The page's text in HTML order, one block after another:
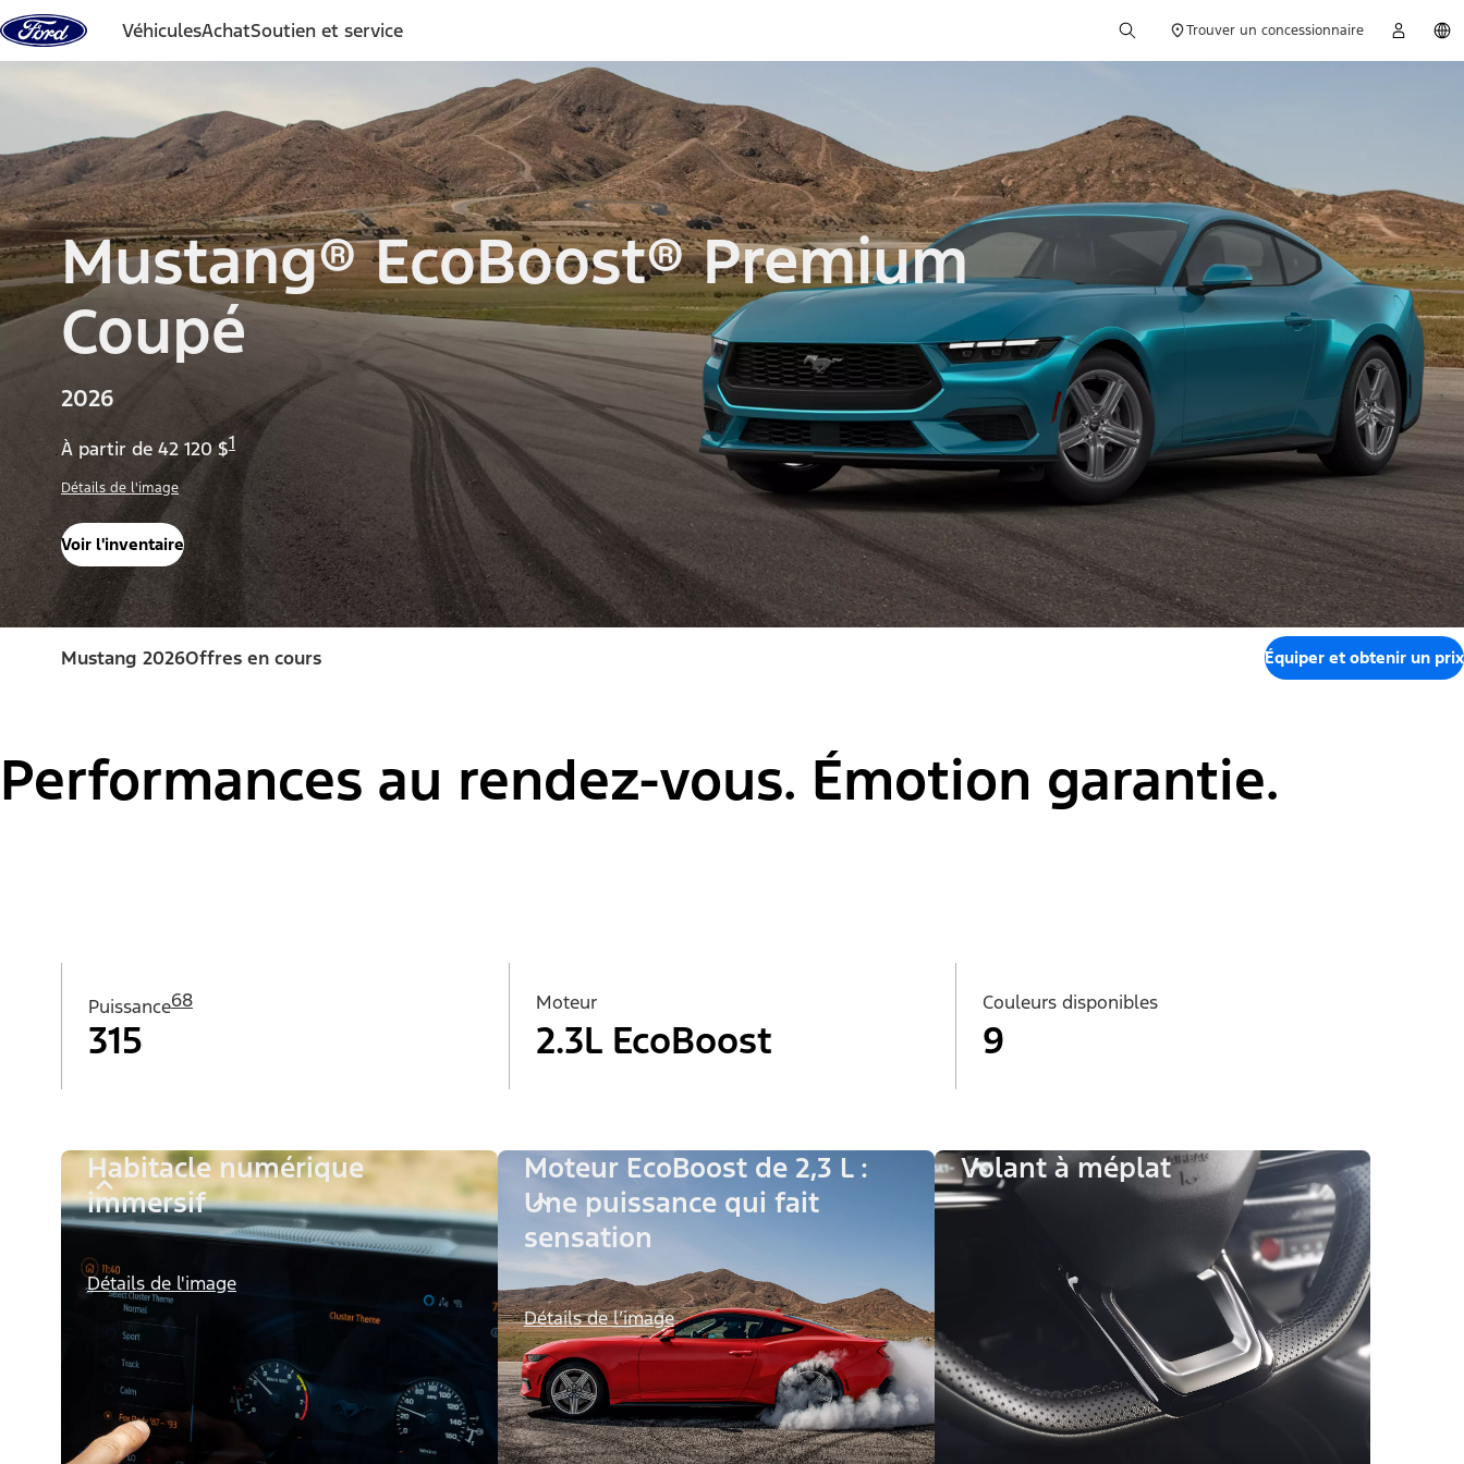
Aller au contenu
VéhiculesAchatSoutien et service Trouver un concessionnaire
Mustang® EcoBoost® Premium
Coupé
2026
À partir de 42 120 $1
Détails de l'image
Voir l'inventaire
Mustang 2026Offres en cours Équiper et obtenir un prix
Performances au rendez-vous. Émotion garantie.
Puissance68
315
Moteur
2.3L EcoBoost
Couleurs disponibles
9
Habitacle numérique
immersif
Détails de l'image
Moteur EcoBoost de 2,3 L :
Une puissance qui fait
sensation
Détails de l’image
Volant à méplat